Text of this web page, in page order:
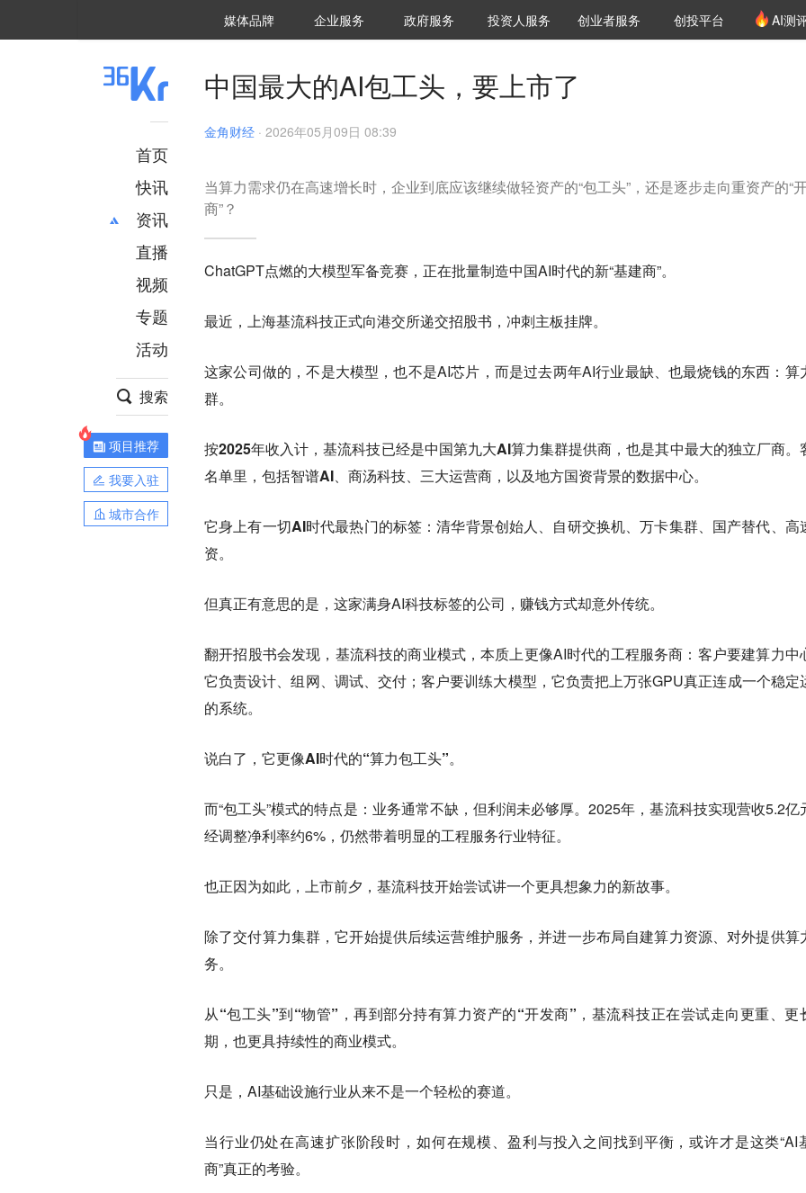
媒体品牌 36Kr研究院
企业服务 城市之窗
政府服务 VClub投资机构库
投资机构职位推介
投资人服务 创投氪堂
创业者服务 创投平台 AI测
首页
快讯
资讯
推荐
财经
项目推荐
安徽
直播
视频
专题
活动
搜索
项目推荐
我要入驻
城市合作
中国最大的AI包工头，要上市了
金角财经 · 2026年05月09日 08:39
当算力需求仍在高速增长时，企业到底应该继续做轻资产的“包工头”，还是逐步走向重资产的“
商”？
ChatGPT点燃的大模型军备竞赛，正在批量制造中国AI时代的新“基建商”。
最近，上海基流科技正式向港交所递交招股书，冲刺主板挂牌。
这家公司做的，不是大模型，也不是AI芯片，而是过去两年AI行业最缺、也最烧钱的东西：算
群。
按2025年收入计，基流科技已经是中国第九大AI算力集群提供商，也是其中最大的独立厂商。
名单里，包括智谱AI、商汤科技、三大运营商，以及地方国资背景的数据中心。
它身上有一切AI时代最热门的标签：清华背景创始人、自研交换机、万卡集群、国产替代、高
资。
但真正有意思的是，这家满身AI科技标签的公司，赚钱方式却意外传统。
翻开招股书会发现，基流科技的商业模式，本质上更像AI时代的工程服务商：客户要建算力中
它负责设计、组网、调试、交付；客户要训练大模型，它负责把上万张GPU真正连成一个稳定
的系统。
说白了，它更像AI时代的“算力包工头”。
而“包工头”模式的特点是：业务通常不缺，但利润未必够厚。2025年，基流科技实现营收5.2亿
经调整净利率约6%，仍然带着明显的工程服务行业特征。
也正因为如此，上市前夕，基流科技开始尝试讲一个更具想象力的新故事。
除了交付算力集群，它开始提供后续运营维护服务，并进一步布局自建算力资源、对外提供算
务。
从“包工头”到“物管”，再到部分持有算力资产的“开发商”，基流科技正在尝试走向更重、更
期，也更具持续性的商业模式。
只是，AI基础设施行业从来不是一个轻松的赛道。
当行业仍处在高速扩张阶段时，如何在规模、盈利与投入之间找到平衡，或许才是这类“AI
商”真正的考验。